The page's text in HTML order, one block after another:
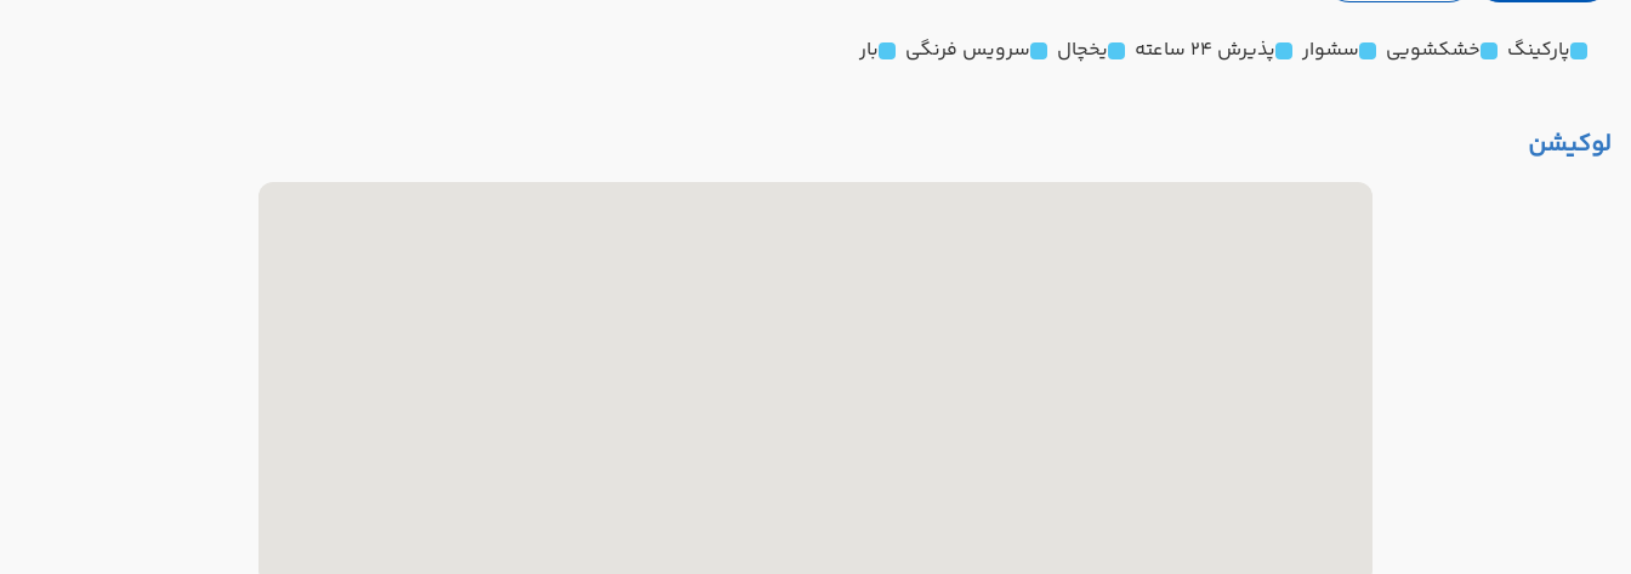
پارکینگ خشکشویی سشوار پذیرش 24 ساعته یخچال سرویس فرنگی بار
لوکیشن